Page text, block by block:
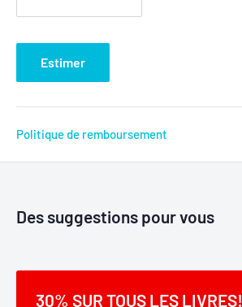
Estimer
Politique de remboursement
Des suggestions pour vous
30% SUR TOUS LES LIVRES!